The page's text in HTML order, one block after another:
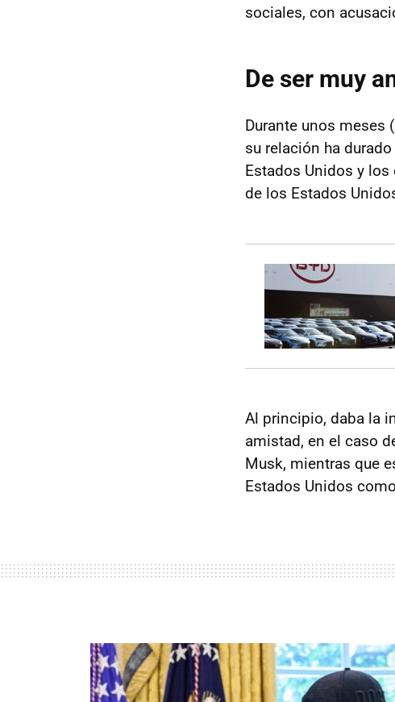
sociales, con
De ser muy
Durante unos meses
su relación ha
Estados Unidos y
de los Estados
Al principio, daba la
amistad, en el caso
Musk, mientras que
Estados Unidos